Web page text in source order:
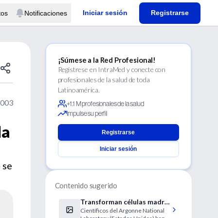
Notificaciones Iniciar sesión Registrarse
¡Súmese a la Red Profesional!
Regístrese en IntraMed y conecte con
profesionales de la salud de toda
Latinoamérica.
+1.1 M profesionales de la salud
Impulse su perfil
Registrarse
Iniciar sesión
Contenido sugerido
Transforman células madre
sanguíneas en distintos
Científicos del Argonne National